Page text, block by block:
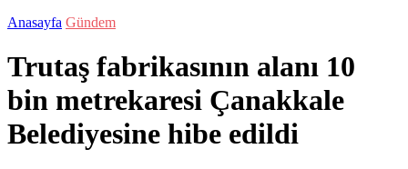
Anasayfa Gündem
Trutaş fabrikasının alanı 10
bin metrekaresi Çanakkale
Belediyesine hibe edildi